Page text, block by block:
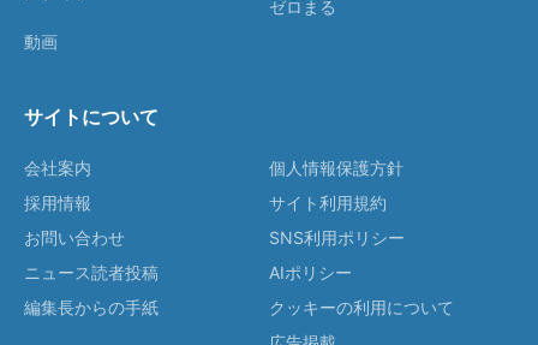
動画
ゼロまる
サイトについて
会社案内
採用情報
お問い合わせ
ニュース読者投稿
編集長からの手紙
個人情報保護方針
サイト利用規約
SNS利用ポリシー
AIポリシー
クッキーの利用について